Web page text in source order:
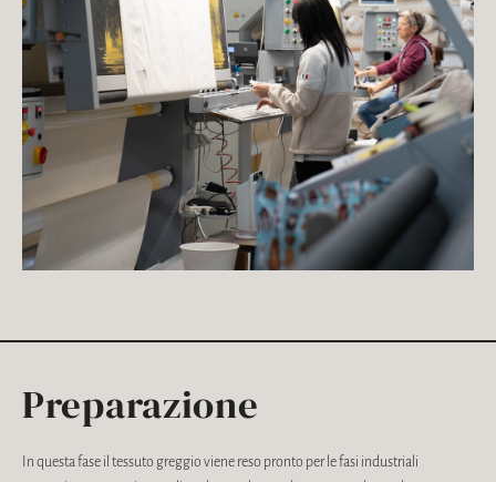
Preparazione
In questa fase il tessuto greggio viene reso pronto per le fasi industriali